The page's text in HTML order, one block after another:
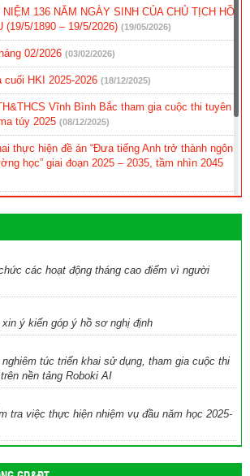
136 NĂM NGÀY SINH CỦA CHỦ TỊCH HỒ
(19/5/1890 – 19/5/2026) (19/05/2026)
02/2026 (03/02/2026)
cuối HKI 2025-2026 (18/12/2025)
Vĩnh Bình Bắc tham gia cuộc thi tuyên
túy 2025 (08/12/2025)
thực hiện đề án “Đưa tiếng Anh trở thành ngôn
học” giai đoạn 2025 – 2035, tầm nhìn 2045
43 năm ngày nhà giáo Việt Nam (20/11/1982
2025-2026
đề ” Đẩy nhanh chuyển đổi số và UDCN
(20/10/2025)
CLB TDTD 2025-2026
các hoạt động tháng cao điểm vì người
xin ý kiến góp ý hồ sơ nghị định
nghiêm túc triển khai sử dụng, tham gia cuộc thi
nền tảng Roboki AI
tra việc thực hiện nhiệm vụ đầu năm học 2025-